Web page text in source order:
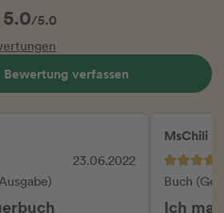
5.0/5.0
Bewertung verfassen
23.06.2022
MsChili
Buch
Ich